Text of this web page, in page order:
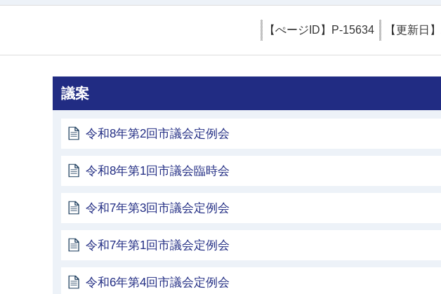
【ぺージID】 P-15634 【更新日】
議案
令和8年第2回市議会定例会
令和8年第1回市議会臨時会
令和7年第3回市議会定例会
令和7年第1回市議会定例会
令和6年第4回市議会定例会